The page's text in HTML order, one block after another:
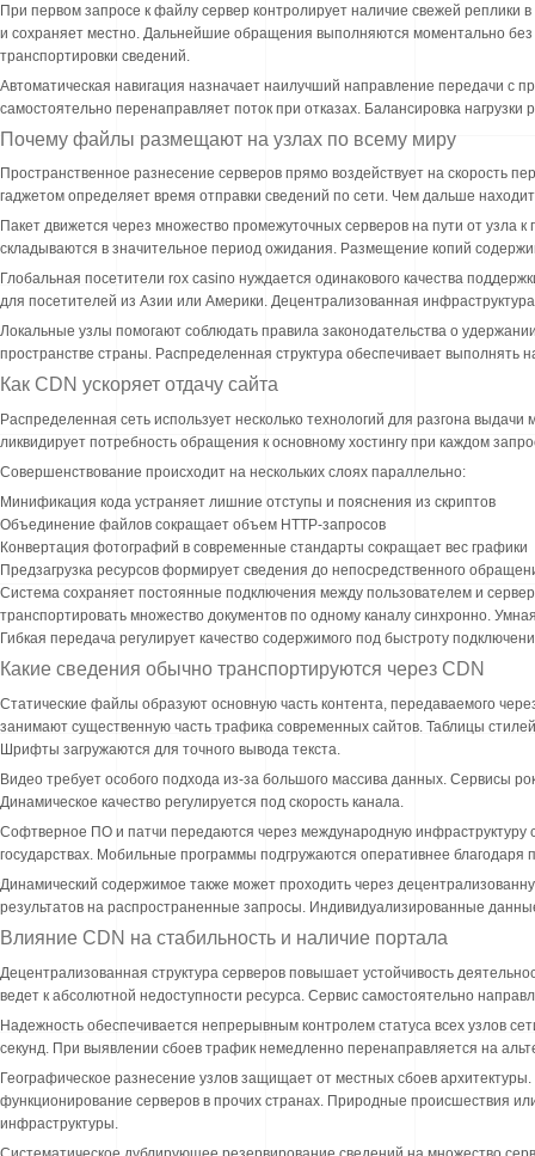
При первом запросе к файлу сервер контролирует наличие свежей реплики
и сохраняет местно. Дальнейшие обращения выполняются моментально
транспортировки сведений.
Автоматическая навигация назначает наилучший направление передачи с
самостоятельно перенаправляет поток при отказах. Балансировка
Почему файлы размещают на узлах по всему миру
Пространственное разнесение серверов прямо воздействует на скорость
гаджетом определяет время отправки сведений по сети. Чем дальше
Пакет движется через множество промежуточных серверов на пути от
складываются в значительное период ожидания. Размещение копий
Глобальная посетители rox casino нуждается одинакового качества
для посетителей из Азии или Америки. Децентрализованная
Локальные узлы помогают соблюдать правила законодательства о
пространстве страны. Распределенная структура обеспечивает
Как CDN ускоряет отдачу сайта
Распределенная сеть использует несколько технологий для разгона
ликвидирует потребность обращения к основному хостингу при каждом
Совершенствование происходит на нескольких слоях параллельно:
Минификация кода устраняет лишние отступы и пояснения из скриптов
Объединение файлов сокращает объем HTTP-запросов
Конвертация фотографий в современные стандарты сокращает вес графики
Предзагрузка ресурсов формирует сведения до непосредственного
Система сохраняет постоянные подключения между пользователем и
транспортировать множество документов по одному каналу синхронно.
Гибкая передача регулирует качество содержимого под быстроту
Какие сведения обычно транспортируются через CDN
Статические файлы образуют основную часть контента, передаваемого
занимают существенную часть трафика современных сайтов. Таблицы
Шрифты загружаются для точного вывода текста.
Видео требует особого подхода из-за большого массива данных. Сервисы
Динамическое качество регулируется под скорость канала.
Софтверное ПО и патчи передаются через международную инфраструктуру
государствах. Мобильные программы подгружаются оперативнее благодаря
Динамический содержимое также может проходить через
результатов на распространенные запросы. Индивидуализированные
Влияние CDN на стабильность и наличие портала
Децентрализованная структура серверов повышает устойчивость
ведет к абсолютной недоступности ресурса. Сервис самостоятельно
Надежность обеспечивается непрерывным контролем статуса всех узлов
секунд. При выявлении сбоев трафик немедленно перенаправляется на
Географическое разнесение узлов защищает от местных сбоев
функционирование серверов в прочих странах. Природные происшествия
инфраструктуры.